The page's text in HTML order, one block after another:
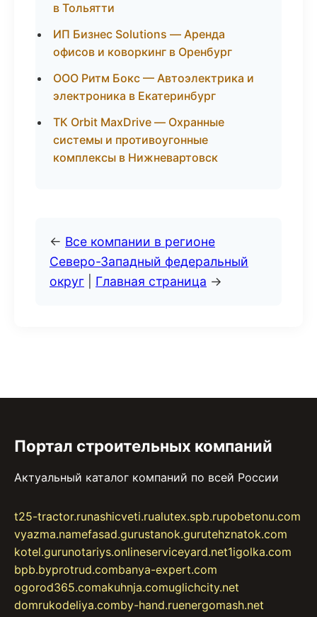
в Тольятти
ИП Бизнес Solutions — Аренда
офисов и коворкинг в Оренбург
ООО Ритм Бокс — Автоэлектрика и
электроника в Екатеринбург
ТК Orbit MaxDrive — Охранные
системы и противоугонные
комплексы в Нижневартовск
← Все компании в регионе
Северо-Западный федеральный
округ
Главная страница →
Портал строительных компаний
Актуальный каталог компаний по всей России
t25-tractor.runashicveti.rualutex.spb.rupobetonu.com
vyazma.namefasad.gurustanok.gurutehznatok.com
kotel.gurunotariys.onlineserviceyard.net1igolka.com
bpb.byprotrud.combanya-expert.com
ogorod365.comakuhnja.comuglichcity.net
domrukodeliya.comby-hand.ruenergomash.net